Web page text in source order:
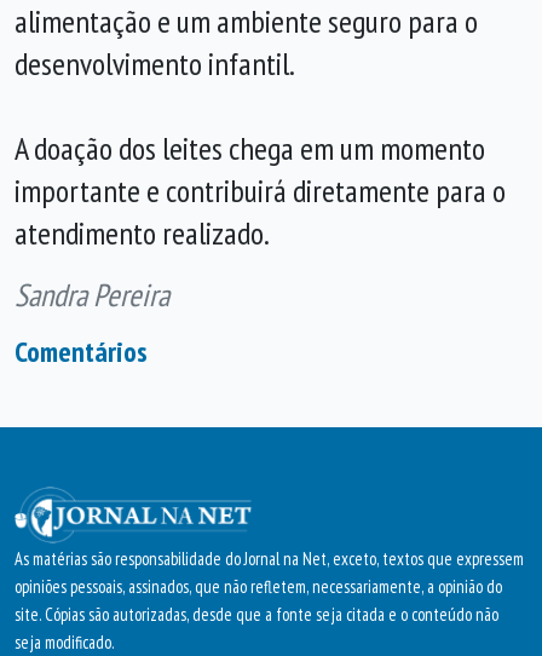
alimentação e um ambiente seguro para o
desenvolvimento infantil.
A doação dos leites chega em um momento
importante e contribuirá diretamente para o
atendimento realizado.
Sandra Pereira
Comentários
As matérias são responsabilidade do Jornal na Net, exceto, textos que expressem
opiniões pessoais, assinados, que não refletem, necessariamente, a opinião do
site. Cópias são autorizadas, desde que a fonte seja citada e o conteúdo não
seja modificado.